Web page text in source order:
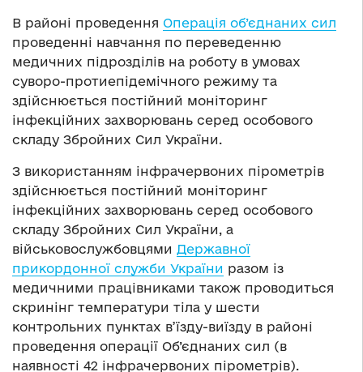
В районі проведення Операція об’єднаних сил
проведенні навчання по переведенню
медичних підрозділів на роботу в умовах
суворо-протиепідемічного режиму та
здійснюється постійний моніторинг
інфекційних захворювань серед особового
складу Збройних Сил України.
З використанням інфрачервоних пірометрів
здійснюється постійний моніторинг
інфекційних захворювань серед особового
складу Збройних Сил України, а
військовослужбовцями Державної
прикордонної служби України разом із
медичними працівниками також проводиться
скринінг температури тіла у шести
контрольних пунктах в’їзду-виїзду в районі
проведення операції Об’єднаних сил (в
наявності 42 інфрачервоних пірометрів).